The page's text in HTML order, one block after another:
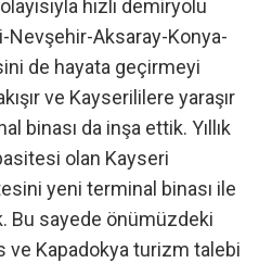
hızlı demiryolu
Nevşehir-Aksaray-Konya-
de hayata geçirmeyi
ve Kayserililere yaraşır
binası da inşa ettik. Yıllık
olan Kayseri
yeni terminal binası ile
Bu sayede önümüzdeki
ve Kapadokya turizm talebi